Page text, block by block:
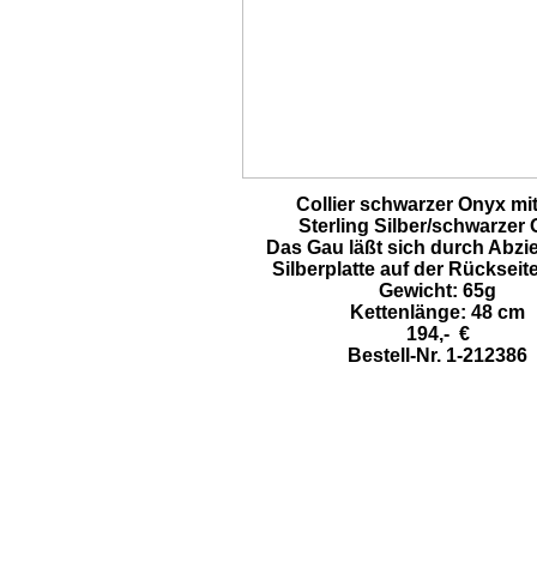
Collier schwarzer Onyx
Sterling Silber/schwarzer
Das Gau läßt sich durch
Silberplatte auf der
Gewicht: 65g
Kettenlänge: 48 cm
194,- €
Bestell-Nr. 1-212386